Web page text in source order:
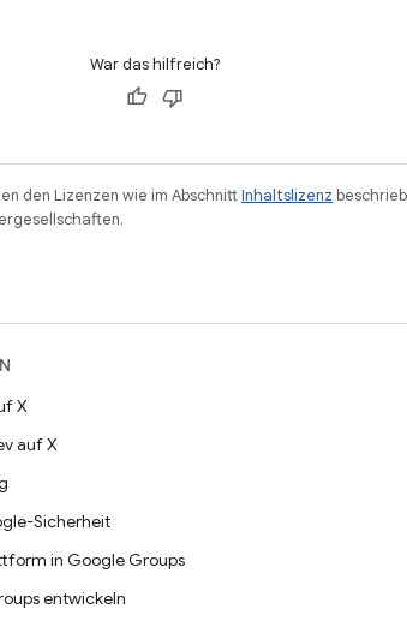
War das hilfreich?
den Lizenzen wie im AbschnittInhaltslizenz
X
auf X
Sicherheit
in Google Groups
entwickeln